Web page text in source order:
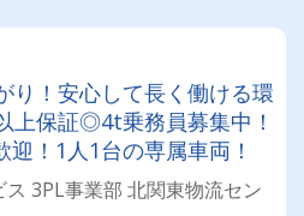
り！安心して長く働ける環
上保証◎4t乗務員募集中！
！1人1台の専属車両！
3PL事業部 北関東物流セン